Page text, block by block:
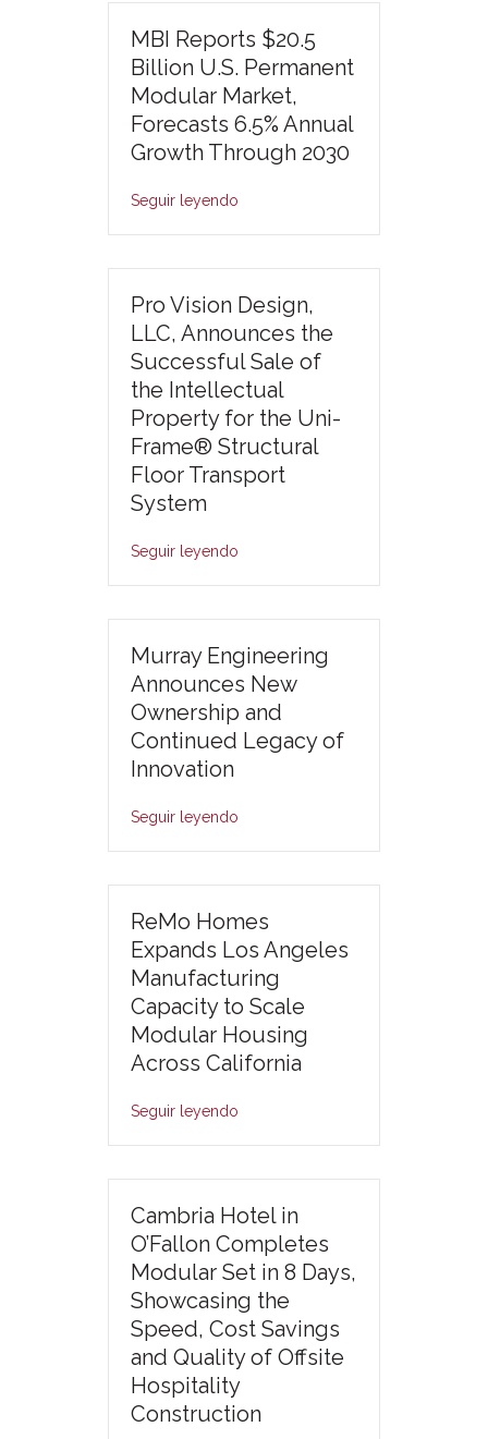
MBI Reports $20.5
Billion U.S. Permanent
Modular Market,
Forecasts 6.5% Annual
Growth Through 2030
Seguir leyendo
Pro Vision Design,
LLC, Announces the
Successful Sale of
the Intellectual
Property for the Uni-
Frame® Structural
Floor Transport
System
Seguir leyendo
Murray Engineering
Announces New
Ownership and
Continued Legacy of
Innovation
Seguir leyendo
ReMo Homes
Expands Los Angeles
Manufacturing
Capacity to Scale
Modular Housing
Across California
Seguir leyendo
Cambria Hotel in
O’Fallon Completes
Modular Set in 8 Days,
Showcasing the
Speed, Cost Savings
and Quality of Offsite
Hospitality
Construction